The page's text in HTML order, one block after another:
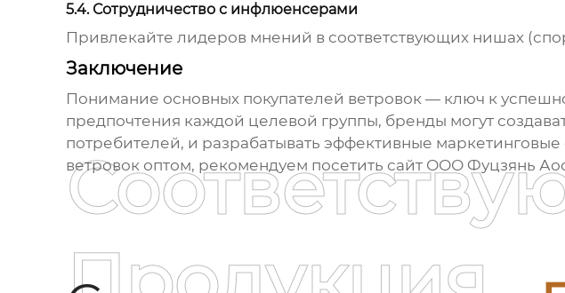
5.4. Сотрудничество с инфлюенсерами
Привлекайте лидеров мнений в соответствующих нишах
Заключение
Понимание основных покупателей ветровок— ключ к
предпочтения каждой целевой группы, бренды могут
потребителей, и разрабатывать эффективные
ветровокоптом, рекомендуем посетить сайт ООО Фуцзянь